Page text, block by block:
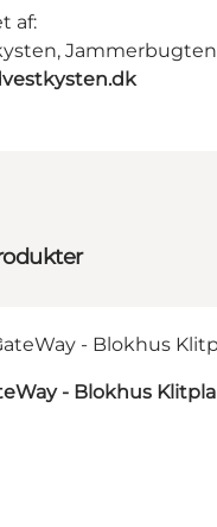
af:
Jammerbugten
- Blokhus